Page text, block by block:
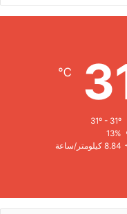
℃
31º - 31º
13%
8.84 كيلومتر/ساعة